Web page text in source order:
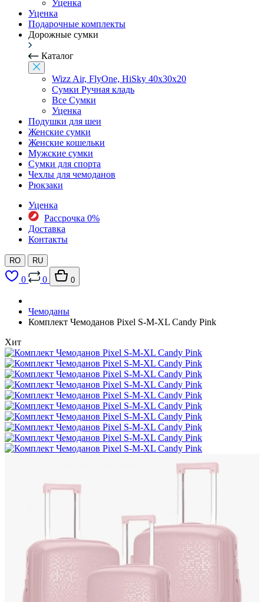
Уценка
Уценка
Подарочные комплекты
Дорожные сумки
Каталог
Wizz Air, FlyOne, HiSky 40x30x20
Сумки Ручная кладь
Все Сумки
Уценка
Подушки для шеи
Женские сумки
Женские кошельки
Мужские сумки
Сумки для спорта
Чехлы для чемоданов
Рюкзаки
Уценка
Рассрочка 0%
Доставка
Контакты
RO RU
0 0 0
Чемоданы
Комплект Чемоданов Pixel S-M-XL Candy Pink
Хит